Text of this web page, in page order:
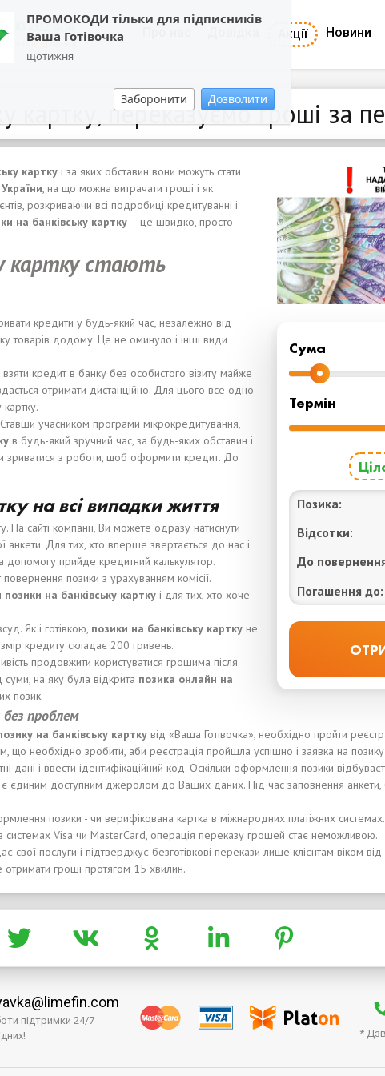
ПРОМОКОДИ тільки для підписників
Ваша Готівочка
щотижня
Заборонити Дозволити
202 404
дзвінок
Акції Новини
картку, переказуємо гроші за
Cума
Термін
Позика:
Відсотки:
До
Погашення до:
картку і за яких обставин вони можуть стати
їни, на що можна витрачати гроші і як
розкриваючи всі подробиці кредитуванні і
на банківську картку – це швидко, просто
картку стають
кредити у будь-який час, незалежно від
товарів додому. Це не оминуло і інші види
кредит в банку без особистого візиту майже
отримати дистанційно. Для цього все одно
учасником програми мікрокредитування,
в будь-який зручний час, за будь-яких обставин і
зриватися з роботи, щоб оформити кредит. До
на всі випадки життя
На сайті компанії, Ви можете одразу натиснути
анкети. Для тих, хто вперше звертається до нас і
допомогу прийде кредитний калькулятор.
позики з урахуванням комісії.
позики на банківську картку і для тих, хто хоче
Як і готівкою, позики на банківську картку не
кредиту складає 200 гривень.
продовжити користуватися грошима після
суми, на яку була відкрита позика онлайн на
позик.
проблем
на банківську картку від «Ваша Готівочка», необхідно пройти
що необхідно зробити, аби реєстрація пройшла успішно і заявка на
дані і ввести ідентифікаційний код. Оскільки оформлення позики
є єдиним доступним джеролом до Ваших даних. Під час заповнення
позики - чи верифікована картка в міжнародних платіжних
системах Visa чи MasterCard, операція переказу грошей стає неможливою.
свої послуги і підтверджує безготівкові перекази лише клієнтам віком
отримати гроші протягом 15 хвилин.
підтримки 24/7
*